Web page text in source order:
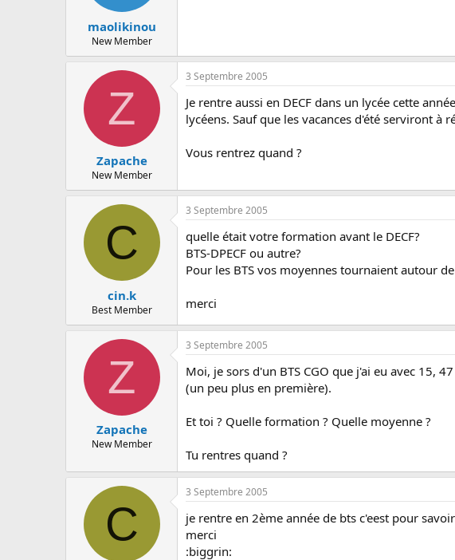
maolikinou
New Member
Z
Zapache
New Member
3 Septembre 2005
Je rentre aussi en DECF dans un lycée cette
lycéens. Sauf que les vacances d'été serviront à
Vous rentrez quand ?
C
cin.k
Best Member
3 Septembre 2005
quelle était votre formation avant le DECF?
BTS-DPECF ou autre?
Pour les BTS vos moyennes tournaient autour
merci
Z
Zapache
New Member
3 Septembre 2005
Moi, je sors d'un BTS CGO que j'ai eu avec 15,
(un peu plus en première).
Et toi ? Quelle formation ? Quelle moyenne ?
Tu rentres quand ?
C
3 Septembre 2005
je rentre en 2ème année de bts c'eest pour
merci
:biggrin: